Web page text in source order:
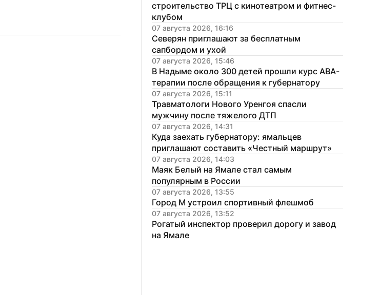
строительство ТРЦ с кинотеатром и фитнес-
клубом
07 августа 2026, 16:16
Северян приглашают за бесплатным
сапбордом и ухой
07 августа 2026, 15:46
В Надыме около 300 детей прошли курс АВА-
терапии после обращения к губернатору
07 августа 2026, 15:11
Травматологи Нового Уренгоя спасли
мужчину после тяжелого ДТП
07 августа 2026, 14:31
Куда заехать губернатору: ямальцев
приглашают составить «Честный маршрут»
07 августа 2026, 14:03
Маяк Белый на Ямале стал самым
популярным в России
07 августа 2026, 13:55
Город М устроил спортивный флешмоб
07 августа 2026, 13:52
Рогатый инспектор проверил дорогу и завод
на Ямале